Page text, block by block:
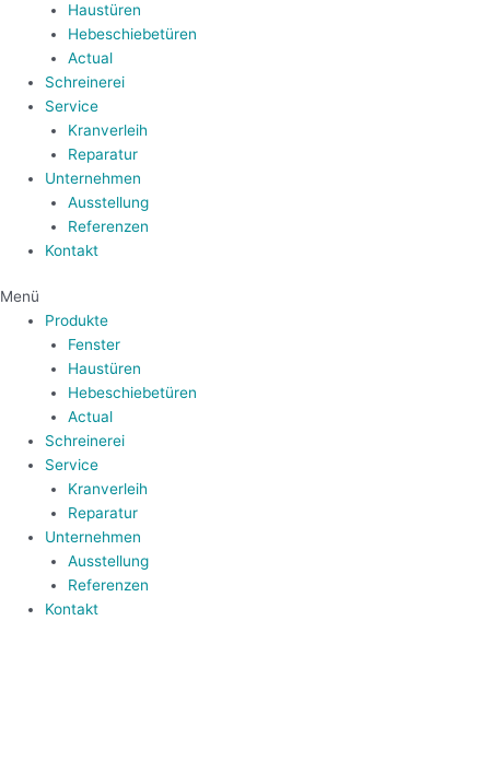
Haustüren
Hebeschiebetüren
Actual
Schreinerei
Service
Kranverleih
Reparatur
Unternehmen
Ausstellung
Referenzen
Kontakt
Menü
Produkte
Fenster
Haustüren
Hebeschiebetüren
Actual
Schreinerei
Service
Kranverleih
Reparatur
Unternehmen
Ausstellung
Referenzen
Kontakt